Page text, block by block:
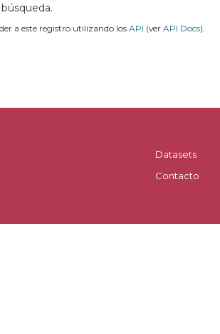
a este registro utilizando losAPI (ver API Docs).
Datasets
Contacto